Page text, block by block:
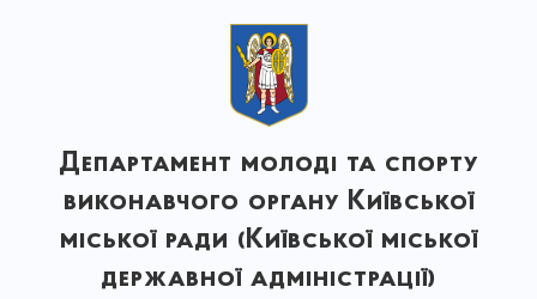
Департамент молоді та спорту
виконавчого органу Київської
міської ради (Київської міської
державної адміністрації)